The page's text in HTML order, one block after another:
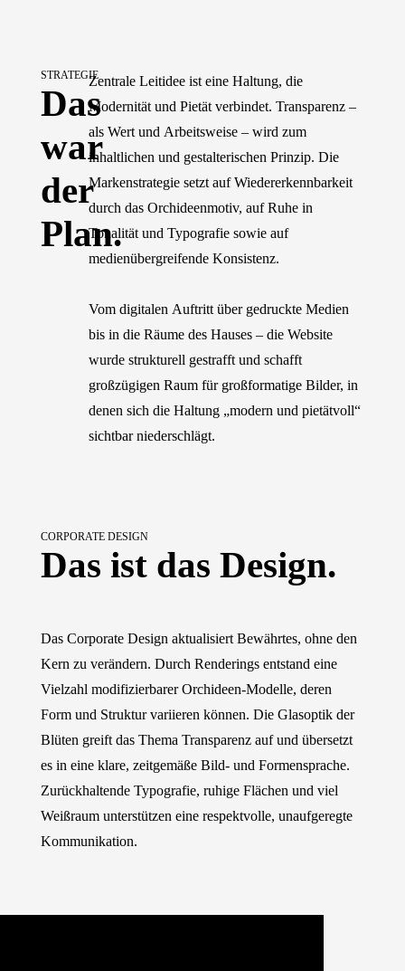
STRATEGIE
Das
war
der
Plan.
Zentrale Leitidee ist eine Haltung, die
Modernität und Pietät verbindet. Transparenz –
als Wert und Arbeitsweise – wird zum
inhaltlichen und gestalterischen Prinzip. Die
Markenstrategie setzt auf Wiedererkennbarkeit
durch das Orchideenmotiv, auf Ruhe in
Tonalität und Typografie sowie auf
medienübergreifende Konsistenz.
Vom digitalen Auftritt über gedruckte Medien
bis in die Räume des Hauses – die Website
wurde strukturell gestrafft und schafft
großzügigen Raum für großformatige Bilder, in
denen sich die Haltung „modern und pietätvoll“
sichtbar niederschlägt.
CORPORATE DESIGN
Das ist das Design.
Das Corporate Design aktualisiert Bewährtes, ohne den
Kern zu verändern. Durch Renderings entstand eine
Vielzahl modifizierbarer Orchideen-Modelle, deren
Form und Struktur variieren können. Die Glasoptik der
Blüten greift das Thema Transparenz auf und übersetzt
es in eine klare, zeitgemäße Bild- und Formensprache.
Zurückhaltende Typografie, ruhige Flächen und viel
Weißraum unterstützen eine respektvolle, unaufgeregte
Kommunikation.